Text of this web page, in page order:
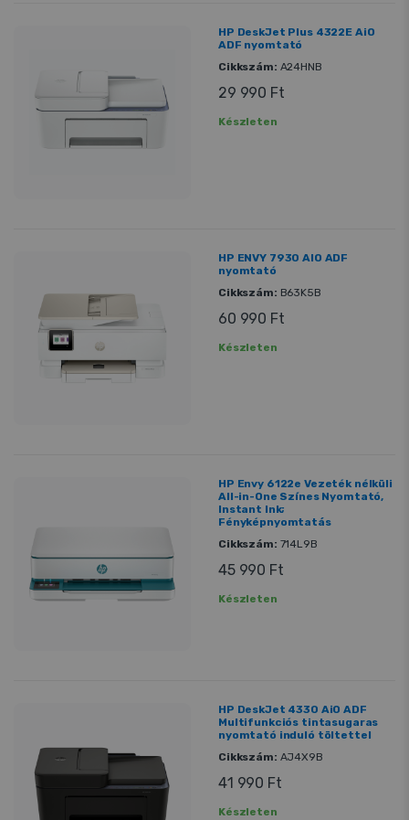
HP DeskJet Plus 4322E AiO
ADF nyomtató
Cikkszám: A24HNB
29 990 Ft
Készleten
HP ENVY 7930 AIO ADF
nyomtató
Cikkszám: B63K5B
60 990 Ft
Készleten
HP Envy 6122e Vezeték nélküli
All-in-One Színes Nyomtató,
Instant Ink;
Fényképnyomtatás
Cikkszám: 714L9B
45 990 Ft
Készleten
HP DeskJet 4330 AiO ADF
Multifunkciós tintasugaras
nyomtató induló töltettel
Cikkszám: AJ4X9B
41 990 Ft
Készleten